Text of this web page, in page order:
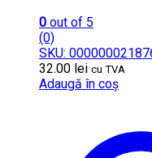
0 out of 5
(0)
SKU:
32.00 lei cu TVA
Adaugă în coș